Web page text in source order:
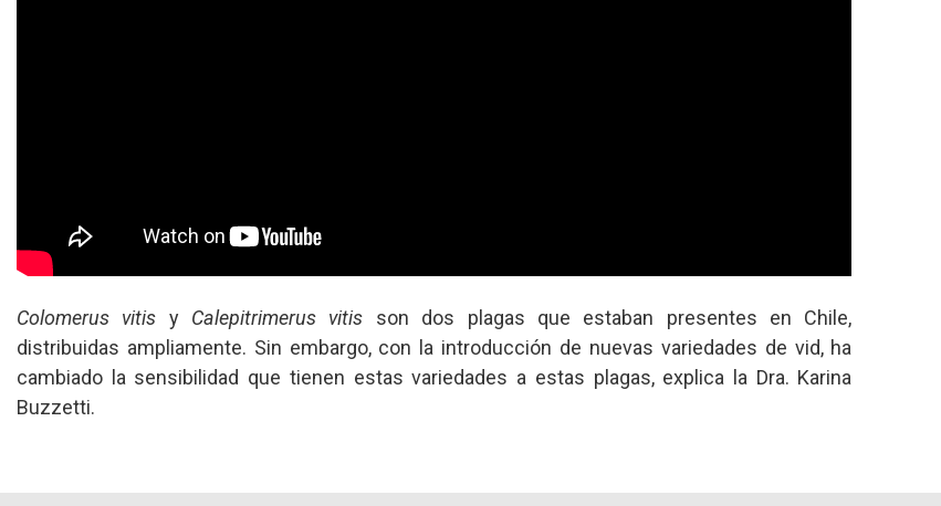
Colomerus vitis y Calepitrimerus vitis son dos plagas que estaban presentes en Chile,
distribuidas ampliamente. Sin embargo, con la introducción de nuevas variedades de vid, ha
cambiado la sensibilidad que tienen estas variedades a estas plagas, explica la Dra. Karina
Buzzetti.